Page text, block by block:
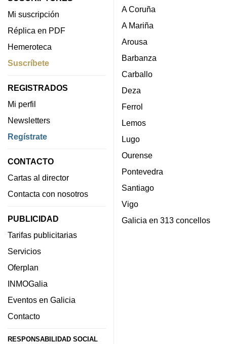
Mi suscripción
Réplica en PDF
Hemeroteca
Suscríbete
REGISTRADOS
Mi perfil
Newsletters
Regístrate
CONTACTO
Cartas al director
Contacta con nosotros
PUBLICIDAD
Tarifas publicitarias
Servicios
Oferplan
INMOGalia
Eventos en Galicia
Contacto
RESPONSABILIDAD SOCIAL
A Coruña
A Mariña
Arousa
Barbanza
Carballo
Deza
Ferrol
Lemos
Lugo
Ourense
Pontevedra
Santiago
Vigo
Galicia en 313 concellos